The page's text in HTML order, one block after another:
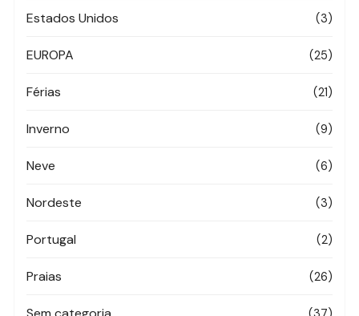
Estados Unidos (3)
EUROPA (25)
Férias (21)
Inverno (9)
Neve (6)
Nordeste (3)
Portugal (2)
Praias (26)